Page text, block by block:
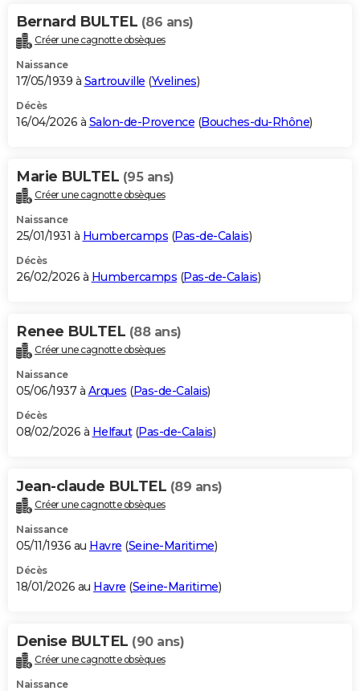
Bernard BULTEL (86 ans)
Créer une cagnotte obsèques
Naissance
17/05/1939 à Sartrouville (Yvelines)
Décès
16/04/2026 à Salon-de-Provence (Bouches-du-Rhône)
Marie BULTEL (95 ans)
Créer une cagnotte obsèques
Naissance
25/01/1931 à Humbercamps (Pas-de-Calais)
Décès
26/02/2026 à Humbercamps (Pas-de-Calais)
Renee BULTEL (88 ans)
Créer une cagnotte obsèques
Naissance
05/06/1937 à Arques (Pas-de-Calais)
Décès
08/02/2026 à Helfaut(Pas-de-Calais)
Jean-claude BULTEL (89 ans)
Créer une cagnotte obsèques
Naissance
05/11/1936 au Havre (Seine-Maritime)
Décès
18/01/2026 au Havre (Seine-Maritime)
Denise BULTEL (90 ans)
Créer une cagnotte obsèques
Naissance